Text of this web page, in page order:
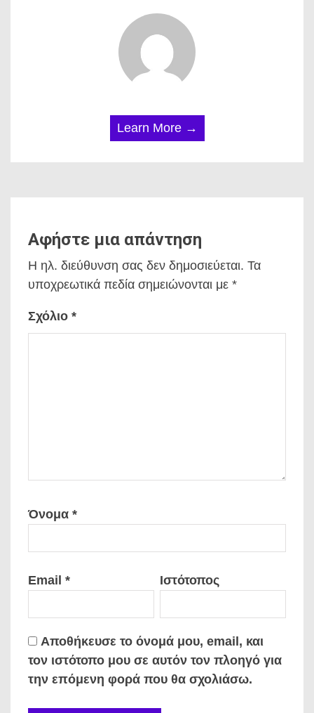
Learn More →
Αφήστε μια απάντηση
Η ηλ. διεύθυνση σας δεν δημοσιεύεται. Τα
υποχρεωτικά πεδία σημειώνονται με *
Σχόλιο *
Όνομα *
Email * Ιστότοπος
Αποθήκευσε το όνομά μου, email, και
τον ιστότοπο μου σε αυτόν τον πλοηγό για
την επόμενη φορά που θα σχολιάσω.